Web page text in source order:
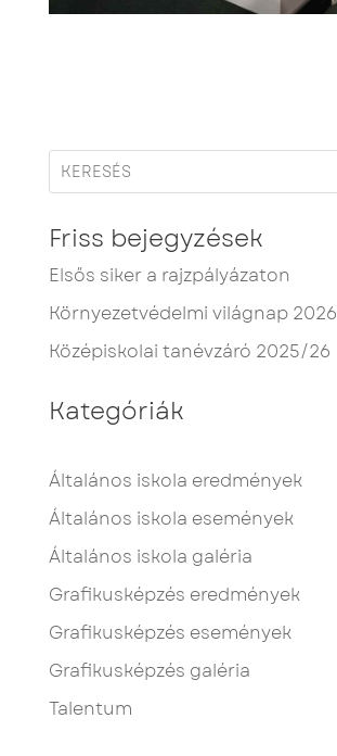
Friss bejegyzések
Elsős siker a rajzpályázaton
Környezetvédelmi világnap 2026
Középiskolai tanévzáró 2025/26
Kategóriák
Általános iskola eredmények
Általános iskola események
Általános iskola galéria
Grafikusképzés eredmények
Grafikusképzés események
Grafikusképzés galéria
Talentum